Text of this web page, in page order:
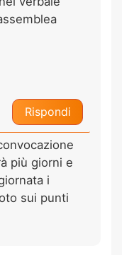
Rispondi
più giorni e
i
sui punti